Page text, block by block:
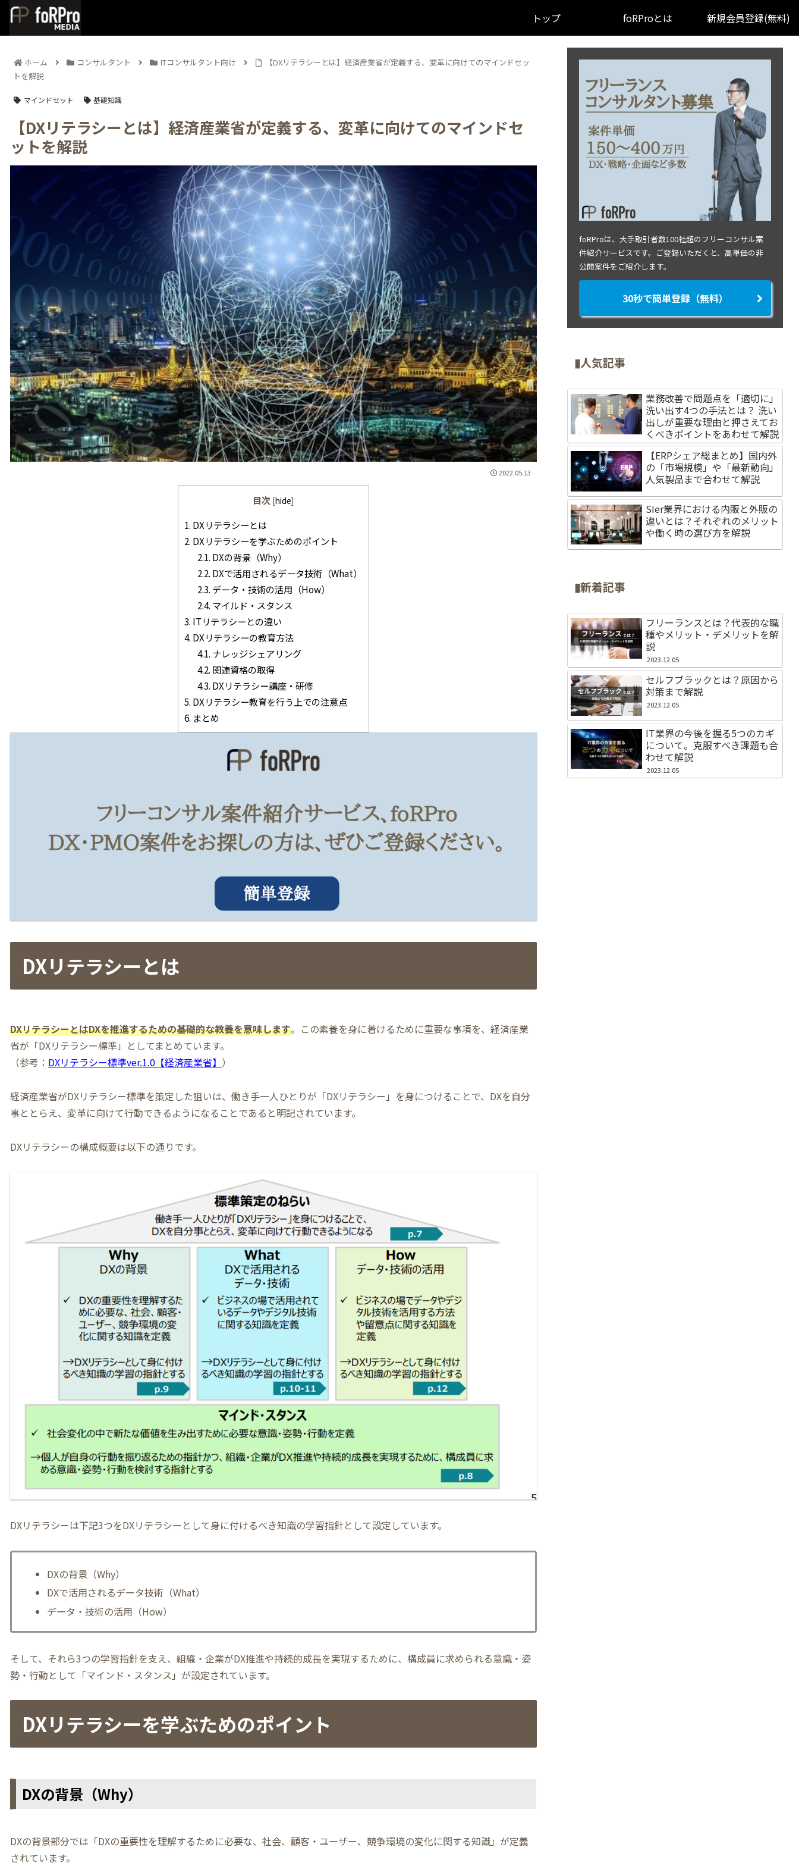
トップ foRProとは 新規会員登録(無料)
ホーム コンサルタント ITコンサルタント向け
【DXリテラシーとは】経済産業省が定義する、変革に向けてのマインドセッ
トを解説
マインドセット 基礎知識
【DXリテラシーとは】経済産業省が定義する、変革に向けてのマインドセ
ットを解説
2022.05.13
目次 [hide]
1. DXリテラシーとは
2. DXリテラシーを学ぶためのポイント
2.1. DXの背景（Why）
2.2. DXで活用されるデータ技術（What）
2.3. データ・技術の活用（How）
2.4. マイルド・スタンス
3. ITリテラシーとの違い
4. DXリテラシーの教育方法
4.1. ナレッジシェアリング
4.2. 関連資格の取得
4.3. DXリテラシー講座・研修
5. DXリテラシー教育を行う上での注意点
6. まとめ
DXリテラシーとは
DXリテラシーとはDXを推進するための基礎的な教養を意味します。この素養を身に着けるために重要な事項を、経済産業
省が「DXリテラシー標準」としてまとめています。
（参考： DXリテラシー標準ver.1.0【経済産業省】 ）
経済産業省がDXリテラシー標準を策定した狙いは、働き手一人ひとりが「DXリテラシー」を身につけることで、DXを自分
事ととらえ、変革に向けて行動できるようになることであると明記されています。
DXリテラシーの構成概要は以下の通りです。
DXリテラシーは下記3つをDXリテラシーとして身に付けるべき知識の学習指針として設定しています。
DXの背景（Why）
DXで活用されるデータ技術（What）
データ・技術の活用（How）
そして、それら3つの学習指針を支え、組織・企業がDX推進や持続的成長を実現するために、構成員に求められる意識・姿
勢・行動として「マインド・スタンス」が設定されています。
DXリテラシーを学ぶためのポイント
DXの背景（Why）
DXの背景部分では「DXの重要性を理解するために必要な、社会、顧客・ユーザー、競争環境の変化に関する知識」が定義
されています。
foRProは、大手取引者数100社超のフリーコンサル案
件紹介サービスです。ご登録いただくと、高単価の非
公開案件をご紹介します。
30秒で簡単登録（無料）
▮人気記事
業務改善で問題点を「適切に」
洗い出す4つの手法とは？ 洗い
出しが重要な理由と押さえてお
くべきポイントをあわせて解説
【ERPシェア総まとめ】国内外
の「市場規模」や「最新動向」
人気製品まで合わせて解説
SIer業界における内販と外販の
違いとは？それぞれのメリット
や働く時の選び方を解説
▮新着記事
フリーランスとは？代表的な職
種やメリット・デメリットを解
説
2023.12.05
セルフブラックとは？原因から
対策まで解説
2023.12.05
IT業界の今後を握る5つのカギ
について。克服すべき課題も合
わせて解説
2023.12.05